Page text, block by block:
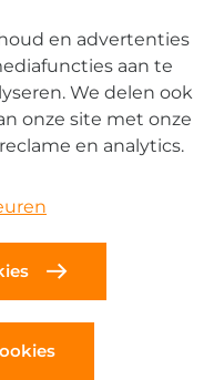
en advertenties
aan te
We delen ook
onze site met onze
en analytics.